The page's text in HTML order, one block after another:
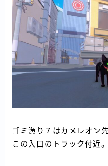
ゴミ漁り７はカメレオン
この入口のトラック付近